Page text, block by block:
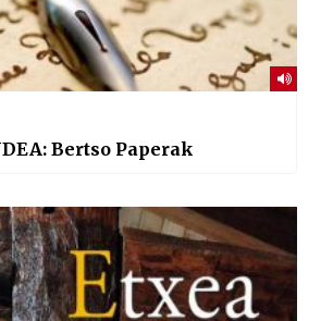
Bertso Paperak